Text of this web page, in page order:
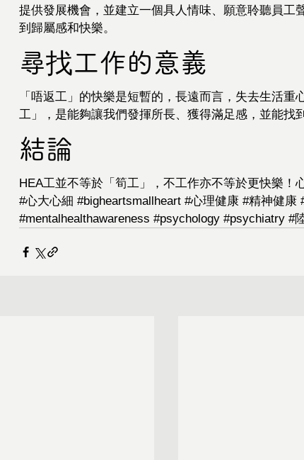
提供發展機會，並建立一個具人情味、願意聆聽員工
到歸屬感和快樂。
尋找工作的意義
「唔返工」的快樂是短暫的，長遠而言，失去生活
工」，是能夠讓我們發揮所長、獲得滿足感，並能找
結論
HEA工並不等於「筍工」，不工作亦不等於更快樂！
#心大心細 #bigheartsmallheart #心理健康 #精神健康
#mentalhealthawareness #psychology #psychiatry #